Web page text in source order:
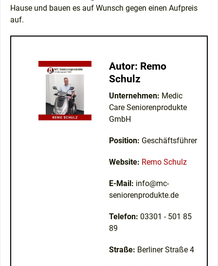
Hause und bauen es auf Wunsch gegen einen Aufpreis
auf.
Autor: Remo
Schulz
Unternehmen: Medic
Care Seniorenprodukte
GmbH
Position: Geschäftsführer
Website: Remo Schulz
E-Mail: info@mc-
seniorenprodukte.de
Telefon: 03301 - 501 85
89
Straße: Berliner Straße 4